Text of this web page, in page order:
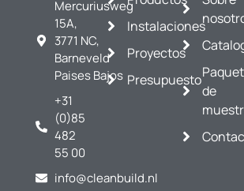
Mercuriusweg
15A,
3771 NC,
Barneveld
Paises Bajos
+31
(0)85
482
55 00
info@cleanbuild.nl
Instalaciones
Proyectos
Presupuesto
de